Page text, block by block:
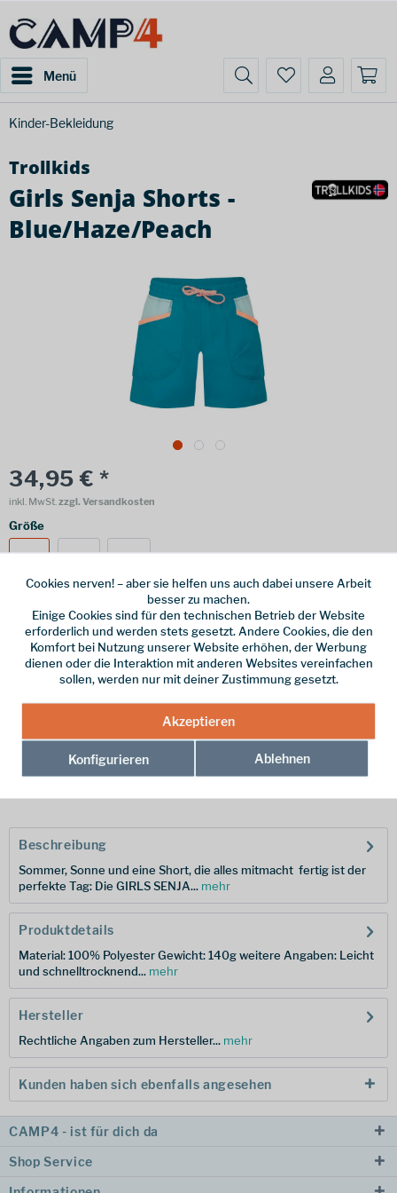
Menü
Kinder-Bekleidung
Trollkids
Girls Senja Shorts -
Blue/Haze/Peach
34,95 € *
inkl. MwSt.zzgl. Versandkosten
Größe
Online bestellen Ladenabholung
vorrätig | Lieferzeit 1-3 Werktage
In denWarenkorb
Beschreibung
Sommer, Sonne und eine Short, die alles mitmacht  fertig ist der
perfekte Tag: Die GIRLS SENJA... mehr
Produktdetails
Material: 100% Polyester Gewicht: 140g weitere Angaben: Leicht
und schnelltrocknend... mehr
Hersteller
Rechtliche Angaben zum Hersteller... mehr
Kunden haben sich ebenfalls angesehen
CAMP4 - ist für dich da
Shop Service
Cookies nerven! – aber sie helfen uns auch dabei unsere Arbeit
besser zu machen.
Einige Cookies sind für den technischen Betrieb der Website
erforderlich und werden stets gesetzt. Andere Cookies, die den
Komfort bei Nutzung unserer Website erhöhen, der Werbung
dienen oder die Interaktion mit anderen Websites vereinfachen
sollen, werden nur mit deiner Zustimmung gesetzt.
Akzeptieren
Konfigurieren Ablehnen